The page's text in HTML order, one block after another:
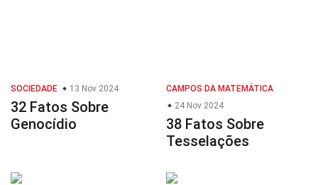
SOCIEDADE 13 Nov 2024
32 Fatos Sobre
Genocídio
CAMPOS DA MATEMÁTICA
24 Nov 2024
38 Fatos Sobre
Tesselações